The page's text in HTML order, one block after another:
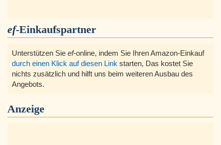
ef-Einkaufspartner
Unterstützen Sie ef-online, indem Sie Ihren Amazon-Einkauf
durch einen Klick auf diesen Link starten, Das kostet Sie
nichts zusätzlich und hilft uns beim weiteren Ausbau des
Angebots.
Anzeige